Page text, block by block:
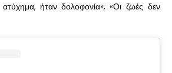
ήταν δολοφονία», «Οι ζωές δεν